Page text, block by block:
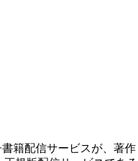
籍配信サービスが、著作